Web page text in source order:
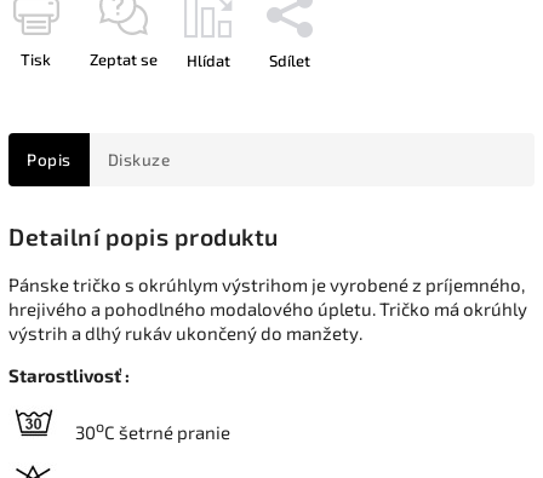
Tisk Zeptat se Hlídat Sdílet
Popis Diskuze
Detailní popis produktu
Pánske tričko s okrúhlym výstrihom je vyrobené z príjemného,
hrejivého a pohodlného modalového úpletu. Tričko má okrúhly
výstrih a dlhý rukáv ukončený do manžety.
Starostlivosť :
30oC šetrné pranie